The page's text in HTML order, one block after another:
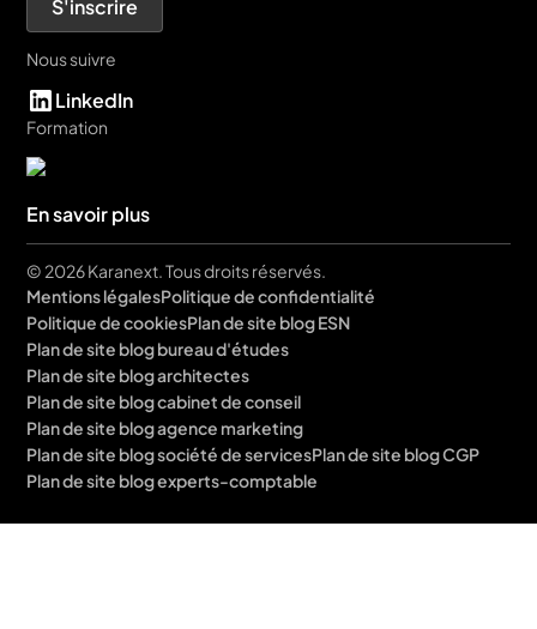
S'inscrire
Nous suivre
LinkedIn
Formation
En savoir plus
© 2026 Karanext. Tous droits réservés.
Mentions légalesPolitique de confidentialité
Politique de cookiesPlan de site blog ESN
Plan de site blog bureau d'études
Plan de site blog architectes
Plan de site blog cabinet de conseil
Plan de site blog agence marketing
Plan de site blog société de servicesPlan de site blog CGP
Plan de site blog experts-comptable